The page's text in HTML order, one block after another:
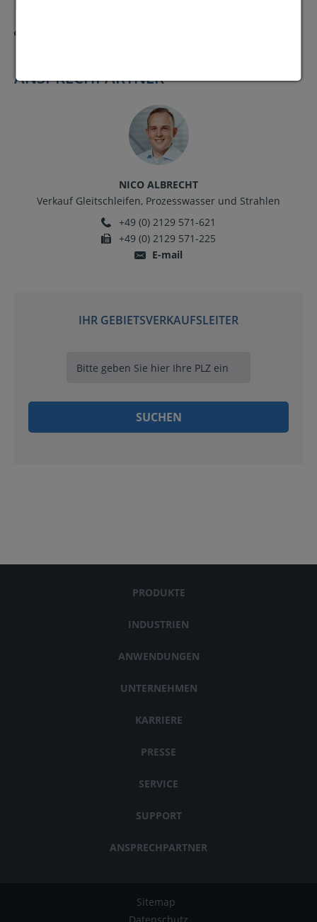
ANSPRECHPARTNER
NICO ALBRECHT
Verkauf Gleitschleifen, Prozesswasser und Strahlen
+49 (0) 2129 571-621
+49 (0) 2129 571-225
E-mail
IHR GEBIETSVERKAUFSLEITER
PRODUKTE
INDUSTRIEN
ANWENDUNGEN
UNTERNEHMEN
KARRIERE
PRESSE
SERVICE
SUPPORT
ANSPRECHPARTNER
Sitemap